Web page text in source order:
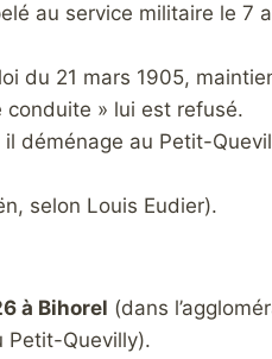
au service militaire le 7
du 21 mars 1905,
» lui est refusé.
déménage au Petit-
selon Louis Eudier).
à Bihorel (dans
Petit-Quevilly).